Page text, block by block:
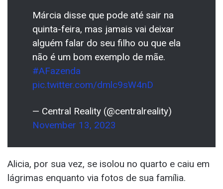
Márcia disse que pode até sair na
quinta-feira, mas jamais vai deixar
alguém falar do seu filho ou que ela
não é um bom exemplo de mãe.
#AFazenda
pic.twitter.com/dmlc9sW4nD
— Central Reality (@centralreality)
November 13, 2023
Alicia, por sua vez, se isolou no quarto e caiu em
lágrimas enquanto via fotos de sua família.